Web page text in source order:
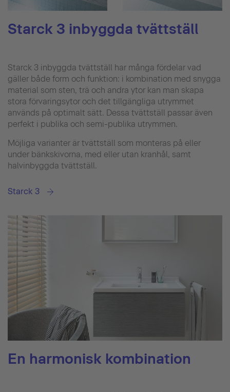
Starck 3 inbyggda tvättställ
Starck 3 inbyggda tvättställ har många fördelar vad
gäller både form och funktion: i kombination med snygga
material som sten, trä och andra ytor kan man skapa
stora förvaringsytor och det tillgängliga utrymmet
används på optimalt sätt. Dessa tvättställ passar även
perfekt i publika och semi-publika utrymmen.
Möjliga varianter är tvättställ som monteras på eller
under bänkskivorna, med eller utan kranhål, samt
halvinbyggda tvättställ.
Starck 3
En harmonisk kombination